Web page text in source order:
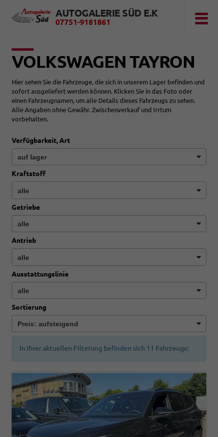
AUTOGALERIE SÜD E.K
07751-9181861
VOLKSWAGEN TAYRON
Hier sehen Sie die Fahrzeuge, die sich in unserem Lager befinden und
sofort ausgeliefert werden können. Klicken Sie in das Foto oder
einen Fahrzeugnamen, um alle Details dieses Fahrzeugs zu sehen.
Alle Angaben ohne Gewähr. Zwischenverkauf und Irrtum
vorbehalten.
Verfügbarkeit, Art
Kraftstoff
Getriebe
Antrieb
Ausstattungslinie
Sortierung
In Ihrer aktuellen Filterung befinden sich 11 Fahrzeuge: